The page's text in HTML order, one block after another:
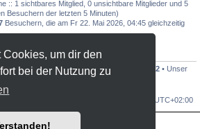
um dir den
bei der Nutzung zu
:: 1 sichtbares Mitglied, 0 unsichtbare Mitglieder und 5
Besuchern der letzten 5 Minuten)
Besuchern, die am Fr 22. Mai 2026, 04:45 gleichzeitig
insgesamt1806 • Mitglieder insgesamt 1102 • Unser
UTC+02:00
® Forum Software © phpBB Limited